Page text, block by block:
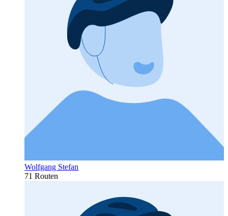
Wolfgang Stefan
71 Routen